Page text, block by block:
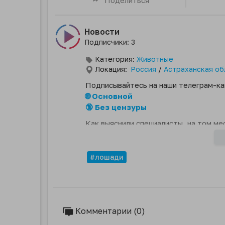
Новости
Подписчики: 3
Категория: Животные
Локация: Россия / Астраханская
Подписывайтесь на наши телеграм-
🌐 Основной
🔞 Без цензуры
Как выяснили специалисты, на том
погребальная конструкция,
#лошади
Комментарии (0)